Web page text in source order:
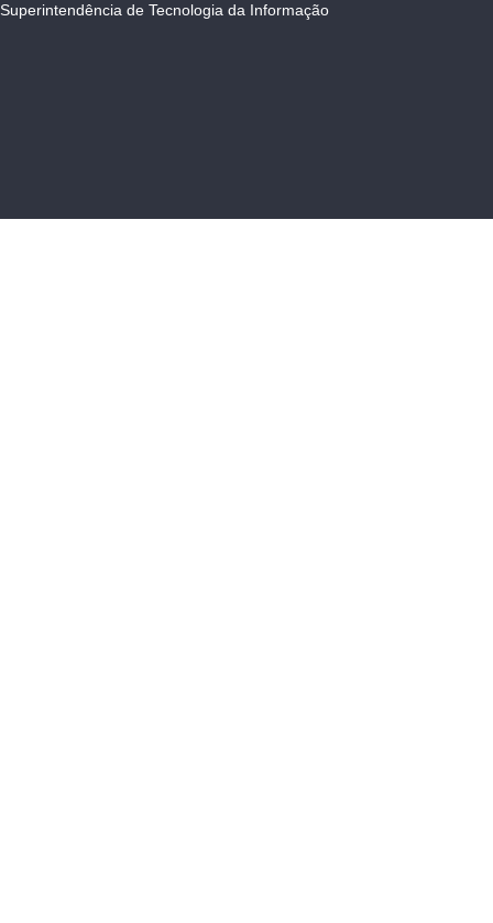
Superintendência de Tecnologia da Informação